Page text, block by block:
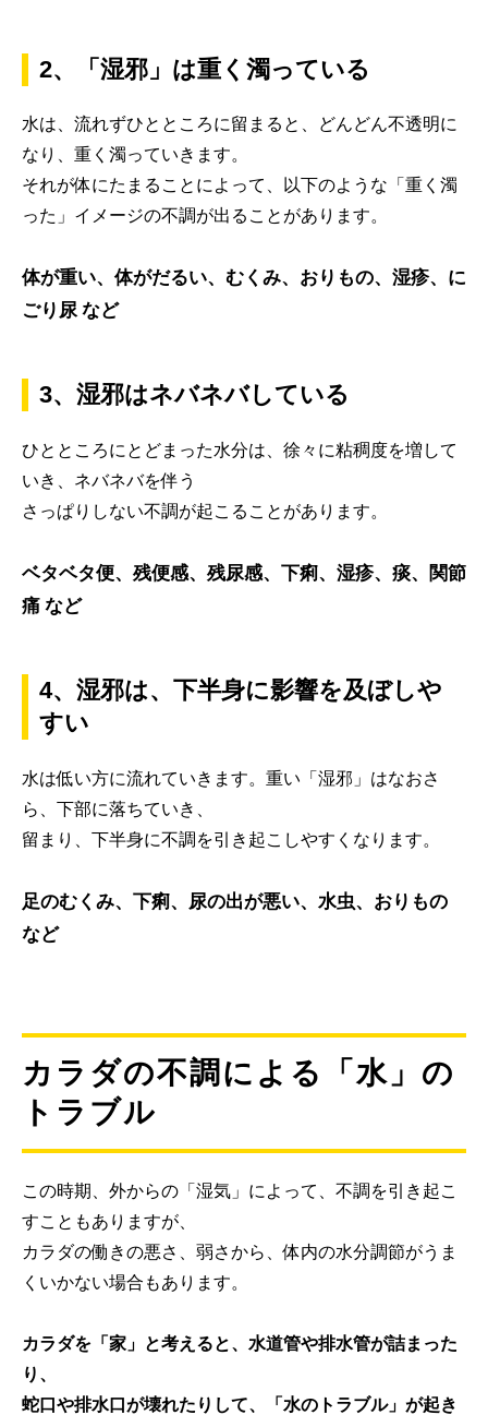
2、「湿邪」は重く濁っている
水は、流れずひとところに留まると、どんどん不透明に
なり、重く濁っていきます。
それが体にたまることによって、以下のような「重く濁
った」イメージの不調が出ることがあります。
体が重い、体がだるい、むくみ、おりもの、湿疹、に
ごり尿 など
3、湿邪はネバネバしている
ひとところにとどまった水分は、徐々に粘稠度を増して
いき、ネバネバを伴う
さっぱりしない不調が起こることがあります。
ベタベタ便、残便感、残尿感、下痢、湿疹、痰、関節
痛 など
4、湿邪は、下半身に影響を及ぼしや
すい
水は低い方に流れていきます。重い「湿邪」はなおさ
ら、下部に落ちていき、
留まり、下半身に不調を引き起こしやすくなります。
足のむくみ、下痢、尿の出が悪い、水虫、おりもの
など
カラダの不調による「水」の
トラブル
この時期、外からの「湿気」によって、不調を引き起こ
すこともありますが、
カラダの働きの悪さ、弱さから、体内の水分調節がうま
くいかない場合もあります。
カラダを「家」と考えると、水道管や排水管が詰まった
り、
蛇口や排水口が壊れたりして、「水のトラブル」が起き